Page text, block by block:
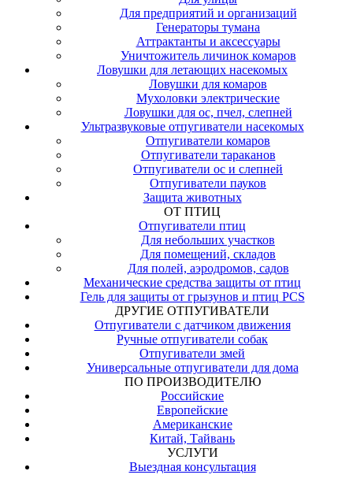
Для предприятий и организаций
Генераторы тумана
Аттрактанты и аксессуары
Уничтожитель личинок комаров
Ловушки для летающих насекомых
Ловушки для комаров
Мухоловки электрические
Ловушки для ос, пчел, слепней
Ультразвуковые отпугиватели насекомых
Отпугиватели комаров
Отпугиватели тараканов
Отпугиватели ос и слепней
Отпугиватели пауков
Защита животных
ОТ ПТИЦ
Отпугиватели птиц
Для небольших участков
Для помещений, складов
Для полей, аэродромов, садов
Механические средства защиты от птиц
Гель для защиты от грызунов и птиц PCS
ДРУГИЕ ОТПУГИВАТЕЛИ
Отпугиватели с датчиком движения
Ручные отпугиватели собак
Отпугиватели змей
Универсальные отпугиватели для дома
ПО ПРОИЗВОДИТЕЛЮ
Российские
Европейские
Американские
Китай, Тайвань
УСЛУГИ
Выездная консультация